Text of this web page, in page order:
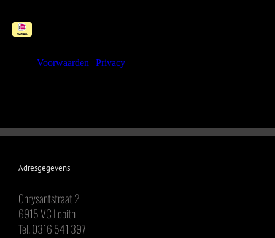
Adresgegevens
Chrysantstraat 2
6915 VC Lobith
Tel. 0316 541 397